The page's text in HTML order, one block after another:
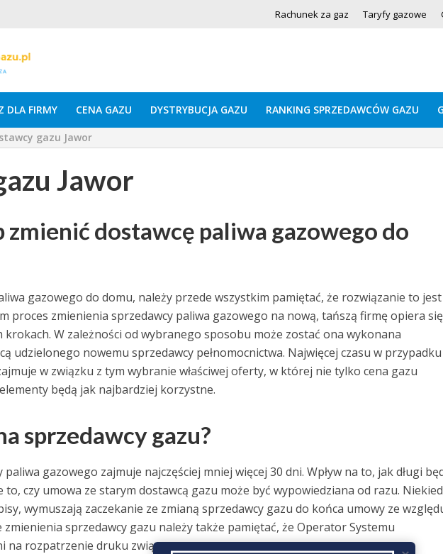
Rachunek za gaz Taryfy gazowe
DLA FIRMY CENA GAZU DYSTRYBUCJA GAZU RANKING SPRZEDAWCÓW GAZU
gazu Jawor
Jawor
zmienić dostawcę paliwa gazowego do
gazowego do domu, należy przede wszystkim pamiętać, że rozwiązanie to jest
proces zmienienia sprzedawcy paliwa gazowego na nową, tańszą firmę opiera się
krokach. W zależności od wybranego sposobu może zostać ona wykonana
udzielonego nowemu sprzedawcy pełnomocnictwa. Najwięcej czasu w przypadku
w związku z tym wybranie właściwej oferty, w której nie tylko cena gazu
będą jak najbardziej korzystne.
sprzedawcy gazu?
gazowego zajmuje najczęściej mniej więcej 30 dni. Wpływ na to, jak długi
to, czy umowa ze starym dostawcą gazu może być wypowiedziana od razu.
wymuszają zaczekanie ze zmianą sprzedawcy gazu do końca umowy ze
sprzedawcy gazu należy także pamiętać, że Operator Systemu
na rozpatrzenie druku związanego z tą sprawą..